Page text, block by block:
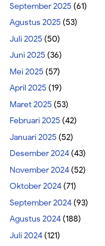
September 2025 (61)
Agustus 2025 (53)
Juli 2025 (50)
Juni 2025 (36)
Mei 2025 (57)
April 2025 (19)
Maret 2025 (53)
Februari 2025 (42)
Januari 2025 (52)
Desember 2024(43)
November 2024(52)
Oktober 2024(71)
September 2024(93)
Agustus 2024(188)
Juli 2024(121)